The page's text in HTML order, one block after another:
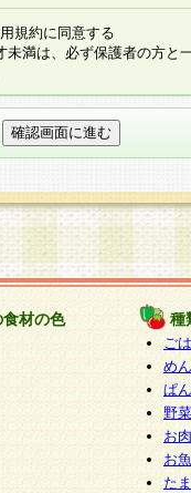
得ることなく、当
意に制定、変更ま
本規約等は、本規約
諸規定については
ます。
よる会員登録手続
が完了した時点で会
して適用されるもの
、すべて会員登録
ております。従っ
されない場合には、
提供されないこと
ただけない場合があ
規約に同意する
未満は、必ず保護者の方と
材の色 種
ご
めん
ぱん
野
お
お
た